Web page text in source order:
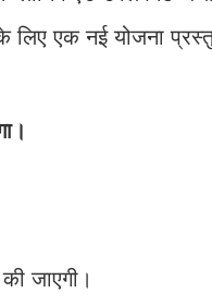
लिए एक नई योजना
जाएगी।